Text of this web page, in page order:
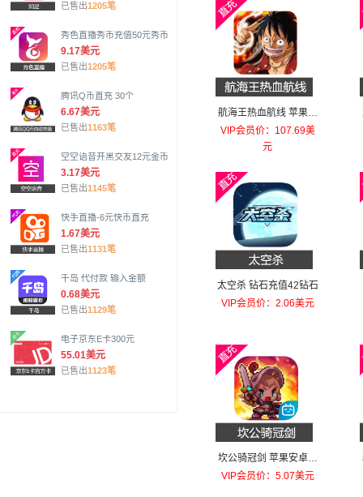
已售出1205笔
秀色直播秀币充值50元秀币
9.17美元
已售出1205笔
腾讯Q币直充 30个
6.67美元
已售出1163笔
空空语音开黑交友12元金币
3.17美元
已售出1145笔
快手直播-6元快币直充
1.67美元
已售出1131笔
千岛 代付款 输入金额
0.68美元
已售出1129笔
电子京东E卡300元
55.01美元
已售出1123笔
航海王热血航线 苹果安
卓充值648元幻彩之果
VIP会员价：107.69美
元
太空杀 钻石充值42钻石
VIP会员价：2.06美元
坎公骑冠剑 苹果安卓充
值每天召唤！礼包
VIP会员价：5.07美元